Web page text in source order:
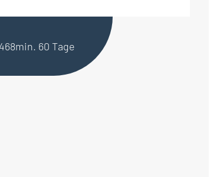
min. 60 Tage